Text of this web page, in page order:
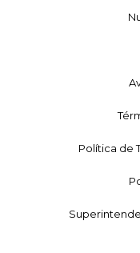
Política de